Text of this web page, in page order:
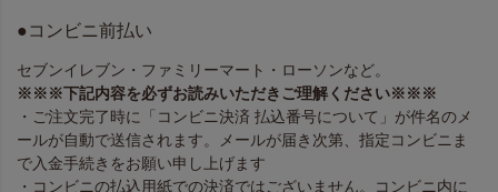
●コンビニ前払い
セブンイレブン・ファミリーマート・ローソンなど。
※※※下記内容を必ずお読みいただきご理解ください※※※
・ご注文完了時に「コンビニ決済 払込番号について」が件名のメ
ールが自動で送信されます。メールが届き次第、指定コンビニま
で入金手続きをお願い申し上げます
・コンビニの払込用紙での決済ではございません。コンビニ内に